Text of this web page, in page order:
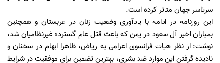
سرتاسر جهان متاثر کرده است.
این روزنامه در ادامه با یادآوری وضعیت زنان در عربستان و همچنین
بمباران اخیر آل سعود در یمن که باعث قتل عام گسترده غیرنظامیان شد،
نوشت: از نظر هیات فرانسوی اعزامی به ریاض، ظاهرا ابهام در سخنان و
نادیده گرفتن این موارد ضد بشری، بهترین تضمین برای موفقیت در شرایط